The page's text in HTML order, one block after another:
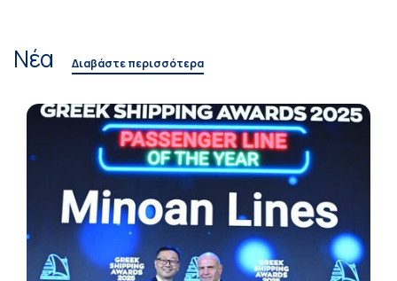
Νέα Διαβάστε περισσότερα